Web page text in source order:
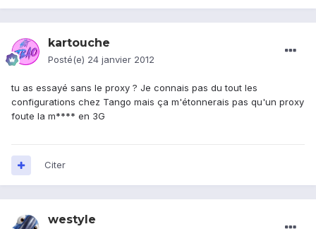
kartouche
Posté(e) 24 janvier 2012
tu as essayé sans le proxy ? Je connais pas du tout les
configurations chez Tango mais ça m'étonnerais pas qu'un proxy
foute la m**** en 3G
Citer
westyle